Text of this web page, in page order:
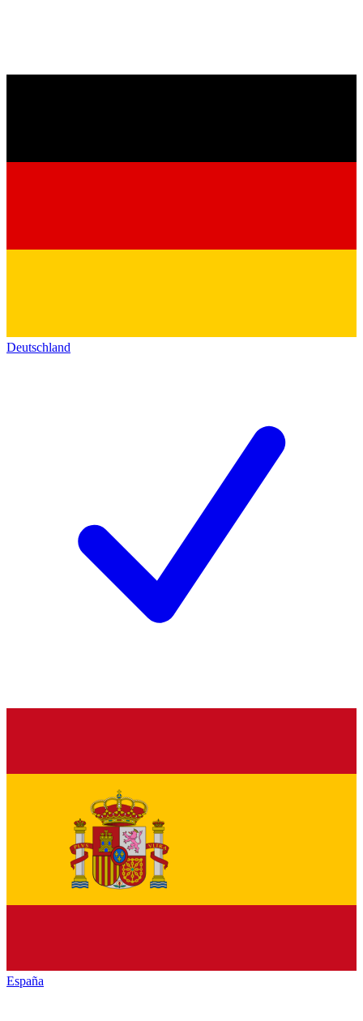
Deutschland
España